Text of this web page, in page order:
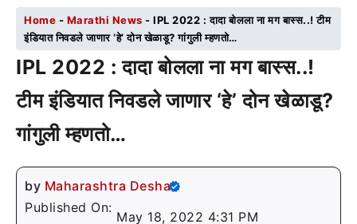
Home - Marathi News - IPL 2022 : दादा बोलला ना मग बास्स..! टीम
इंडियात निवडले जाणार ‘हे’ दोन खेळाडू? गांगुली म्हणतो…
IPL 2022 : दादा बोलला ना मग बास्स..!
टीम इंडियात निवडले जाणार ‘हे’ दोन खेळाडू?
गांगुली म्हणतो…
by Maharashtra Desha
Published On:
May 18, 2022 4:31 PM